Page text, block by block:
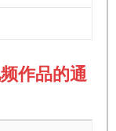
作品的通